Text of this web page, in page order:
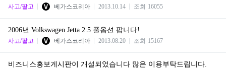
사고/팔고 베가스코리아 2013.10.14 조회 16055
2006년 Volkswagen Jetta 2.5 풀옵션 팝니다!
사고/팔고 베가스코리아 2013.08.20 조회 15167
비즈니스홍보게시판이 개설되었습니다 많은 이용부탁드립니다.